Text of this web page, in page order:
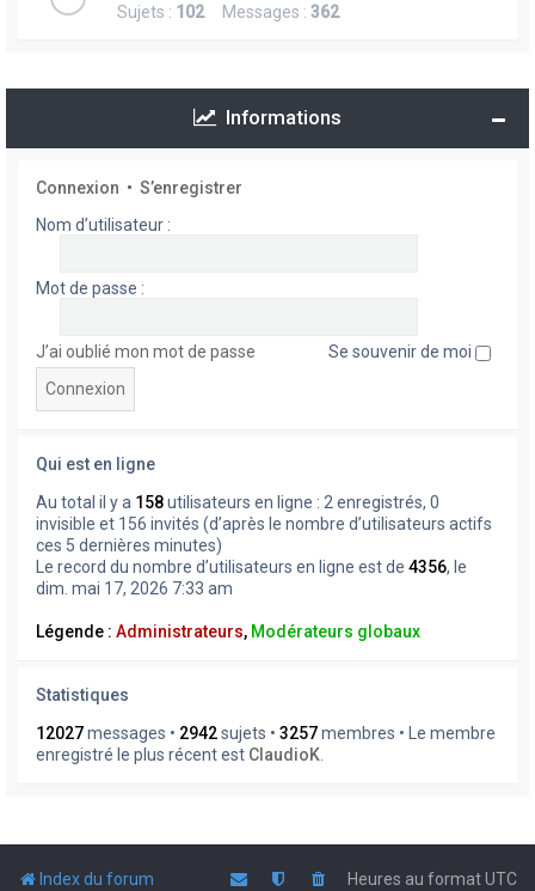
Sujets : 102Messages : 362
Informations
Connexion • S’enregistrer
Nom d’utilisateur :
Mot de passe :
J’ai oublié mon mot de passe Se souvenir de moi
Qui est en ligne
Au total il y a 158utilisateurs en ligne : 2 enregistrés, 0
invisible et 156 invités (d’après le nombre d’utilisateurs actifs
ces 5 dernières minutes)
Le record du nombre d’utilisateurs en ligne est de 4356, le
dim. mai 17, 2026 7:33 am
Légende : Administrateurs, Modérateurs globaux
Statistiques
12027messages • 2942sujets • 3257membres • Le membre
enregistré le plus récent est ClaudioK
Index du forum Heures au formatUTC